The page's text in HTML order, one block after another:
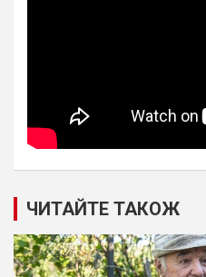
ЧИТАЙТЕ ТАКОЖ